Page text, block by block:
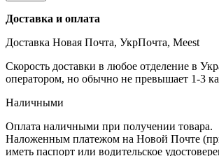
Доставка и оплата
Доставка Новая Почта, УкрПочта, Meest
Скорость доставки в любое отделение в
оператором, но обычно не превышает 1-3
Наличными
Оплата наличными при получении товара.
Наложенным платежом на Новой Почте
иметь паспорт или водительское